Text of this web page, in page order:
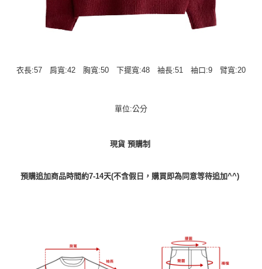
衣長:57 肩寬:42 胸寬:50 下擺寬:48 袖長:51 袖口:9 臂寬:20
單位:公分
現貨 預購制
預購追加商品時間約7-14天(不含假日，購買即為同意等待追加^^)